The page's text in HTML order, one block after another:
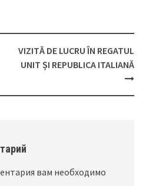
VIZITĂ DE LUCRU ÎN REGATUL
UNIT ȘI REPUBLICA ITALIANĂ
вам необходимо